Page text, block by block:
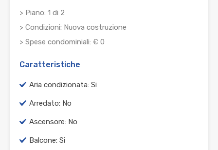
> Piano: 1 di 2
> Condizioni: Nuova costruzione
> Spese condominiali: € 0
Caratteristiche
Aria condizionata: Si
Arredato: No
Ascensore: No
Balcone: Si